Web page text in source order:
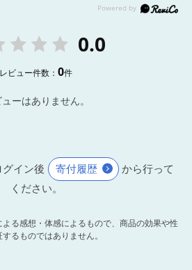
0.0
レビュー件数：0件
ューはありません。
イン後 寄付履歴
から行って
ください。
る感想・体感によるもので、商品の効果や性
るものではありません。